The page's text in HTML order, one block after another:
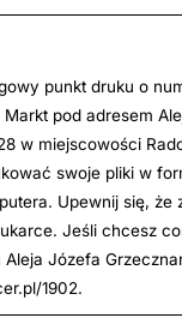
punkt druku o
pod adresem
w miejscowości
swoje pliki w
Upewnij się, że
Jeśli chcesz
Aleja Józefa
1902.